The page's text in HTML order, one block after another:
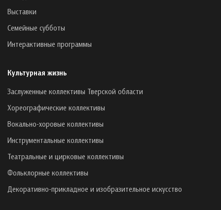
Выставки
Семейные субботы
Интерактивные программы
Культурная жизнь
Заслуженные коллективы Тверской области
Хореографические коллективы
Вокально-хоровые коллективы
Инструментальные коллективы
Театральные и цирковые коллективы
Фольклорные коллективы
Декоративно-прикладное и изобразительное искусство